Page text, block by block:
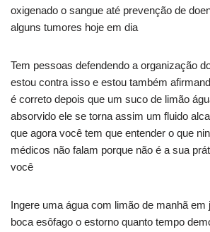
oxigenado o sangue até prevenção de
alguns tumores hoje em dia
Tem pessoas defendendo a organização
estou contra isso e estou também
é correto depois que um suco de limão
absorvido ele se torna assim um fluido
que agora você tem que entender o que
médicos não falam porque não é a sua
você
Ingere uma água com limão de manhã em
boca esôfago o estorno quanto tempo